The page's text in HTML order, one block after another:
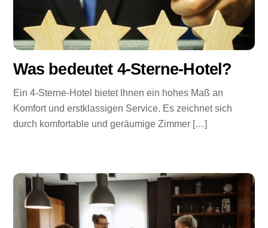
Was bedeutet 4-Sterne-Hotel?
Ein 4-Sterne-Hotel bietet Ihnen ein hohes Maß an
Komfort und erstklassigen Service. Es zeichnet sich
durch komfortable und geräumige Zimmer […]